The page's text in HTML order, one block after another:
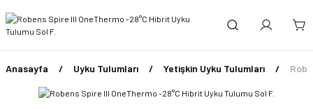
Anasayfa Uyku Tulumları Yetişkin Uyku Tulumları